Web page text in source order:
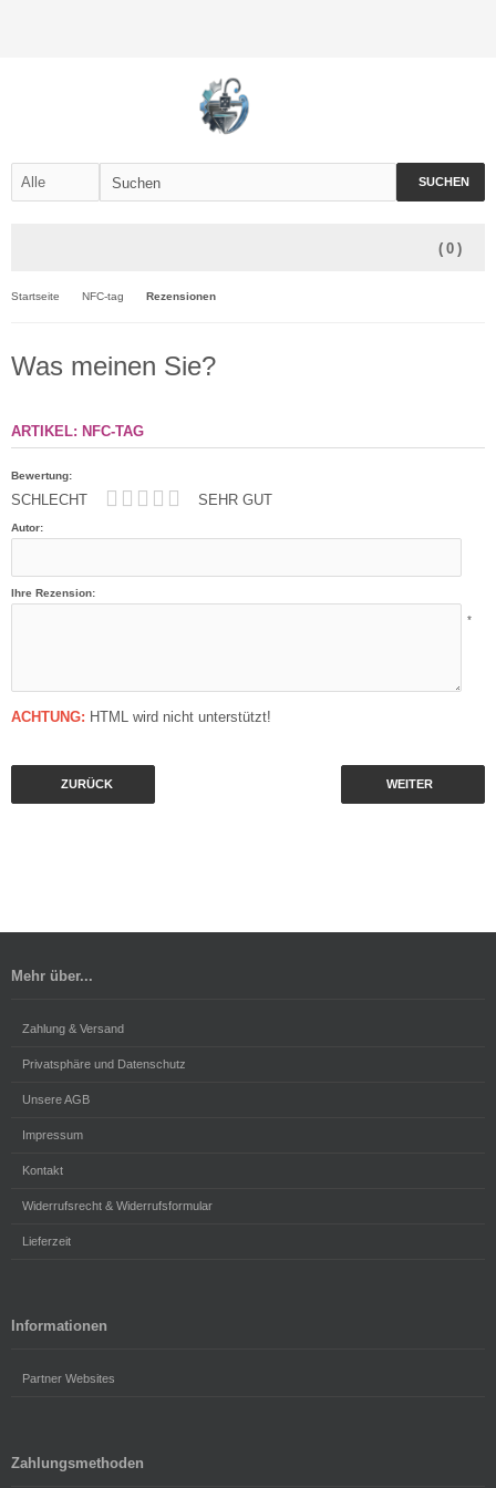
SUCHEN
( 0 )
Startseite NFC-tag Rezensionen
Was meinen Sie?
ARTIKEL: NFC-TAG
Bewertung:
SCHLECHT SEHR GUT
Autor:
Ihre Rezension:
*
ACHTUNG: HTML wird nicht unterstützt!
ZURÜCK WEITER
Mehr über...
Zahlung & Versand
Privatsphäre und Datenschutz
Unsere AGB
Impressum
Kontakt
Widerrufsrecht & Widerrufsformular
Lieferzeit
Informationen
Partner Websites
Zahlungsmethoden